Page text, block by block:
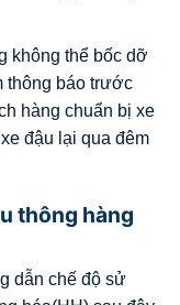
không thể bốc dỡ
thông báo trước
hàng chuẩn bị xe
đậu lại qua đêm
thông hàng
dẫn chế độ sử